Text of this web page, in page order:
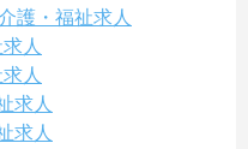
護・福祉求人
人
人
求人
求人